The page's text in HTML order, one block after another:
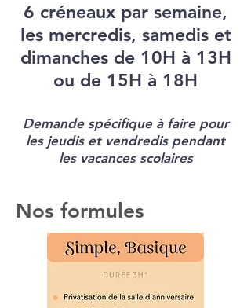
6 créneaux par semaine,
les mercredis, samedis et
dimanches de 10H à 13H
ou de 15H à 18H
Demande spécifique à faire pour
les jeudis et vendredis pendant
les vacances scolaires
Nos formules